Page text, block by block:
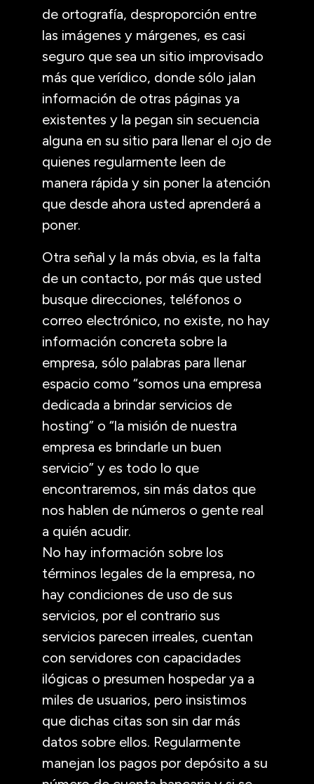
de ortografía, desproporción entre
las imágenes y márgenes, es casi
seguro que sea un sitio improvisado
más que verídico, donde sólo jalan
información de otras páginas ya
existentes y la pegan sin secuencia
alguna en su sitio para llenar el ojo de
quienes regularmente leen de
manera rápida y sin poner la atención
que desde ahora usted aprenderá a
poner.
Otra señal y la más obvia, es la falta
de un contacto, por más que usted
busque direcciones, teléfonos o
correo electrónico, no existe, no hay
información concreta sobre la
empresa, sólo palabras para llenar
espacio como “somos una empresa
dedicada a brindar servicios de
hosting” o “la misión de nuestra
empresa es brindarle un buen
servicio” y es todo lo que
encontraremos, sin más datos que
nos hablen de números o gente real
a quién acudir.
No hay información sobre los
términos legales de la empresa, no
hay condiciones de uso de sus
servicios, por el contrario sus
servicios parecen irreales, cuentan
con servidores con capacidades
ilógicas o presumen hospedar ya a
miles de usuarios, pero insistimos
que dichas citas son sin dar más
datos sobre ellos. Regularmente
manejan los pagos por depósito a su